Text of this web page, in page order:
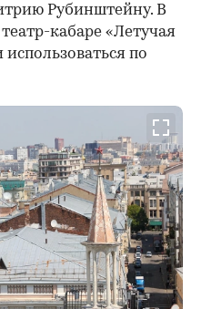
Рубинштейну. В
кабаре «Летучая
по